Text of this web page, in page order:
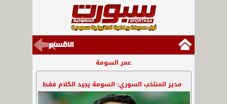
عمر السومة
مدير المنتخب السوري: السومة يجيد الكلام فقط